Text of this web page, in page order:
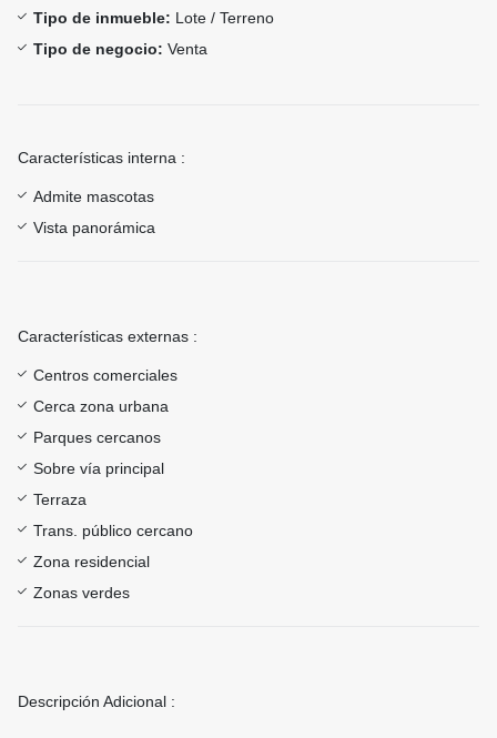
Tipo de inmueble: Lote / Terreno
Tipo de negocio: Venta
Características interna :
Admite mascotas
Vista panorámica
Características externas :
Centros comerciales
Cerca zona urbana
Parques cercanos
Sobre vía principal
Terraza
Trans. público cercano
Zona residencial
Zonas verdes
Descripción Adicional :